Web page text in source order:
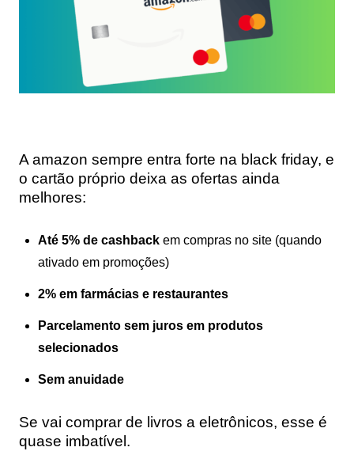
A amazon sempre entra forte na black friday, e
o cartão próprio deixa as ofertas ainda
melhores:
Até 5% de cashback em compras no site (quando
ativado em promoções)
2% em farmácias e restaurantes
Parcelamento sem juros em produtos
selecionados
Sem anuidade
Se vai comprar de livros a eletrônicos, esse é
quase imbatível.